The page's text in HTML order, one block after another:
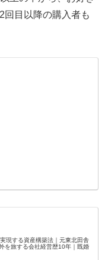
目以降の購入者も
現する資産構築法｜元東北田舎
を旅する会社経営歴10年｜既婚